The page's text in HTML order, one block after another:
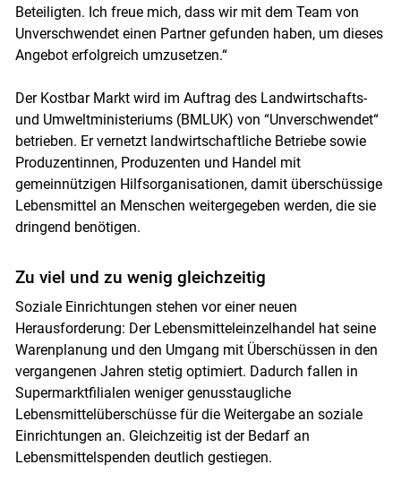
Skip to main content
Beteiligten. Ich freue mich, dass wir mit dem Team von
Unverschwendet einen Partner gefunden haben, um dieses
Angebot erfolgreich umzusetzen.“
Der Kostbar Markt wird im Auftrag des Landwirtschafts-
und Umweltministeriums (BMLUK) von “Unverschwendet“
betrieben. Er vernetzt landwirtschaftliche Betriebe sowie
Produzentinnen, Produzenten und Handel mit
gemeinnützigen Hilfsorganisationen, damit überschüssige
Lebensmittel an Menschen weitergegeben werden, die sie
dringend benötigen.
Zu viel und zu wenig gleichzeitig
Soziale Einrichtungen stehen vor einer neuen
Herausforderung: Der Lebensmitteleinzelhandel hat seine
Warenplanung und den Umgang mit Überschüssen in den
vergangenen Jahren stetig optimiert. Dadurch fallen in
Supermarktfilialen weniger genusstaugliche
Lebensmittelüberschüsse für die Weitergabe an soziale
Einrichtungen an. Gleichzeitig ist der Bedarf an
Lebensmittelspenden deutlich gestiegen.